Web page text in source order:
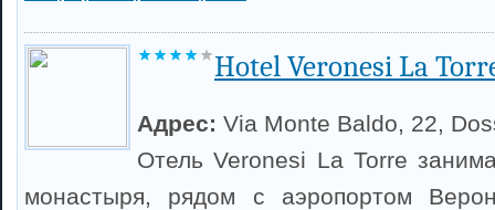
Hotel Veronesi La
Адрес: Via Monte Baldo, 22,
Отель Veronesi La Torre
монастыря, рядом с аэропортом